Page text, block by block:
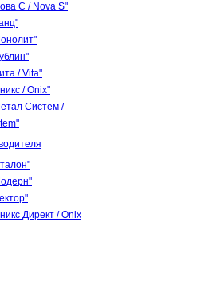
С / Nova S"
/ Vita"
/ Onix"
Систем /
Директ / Onix